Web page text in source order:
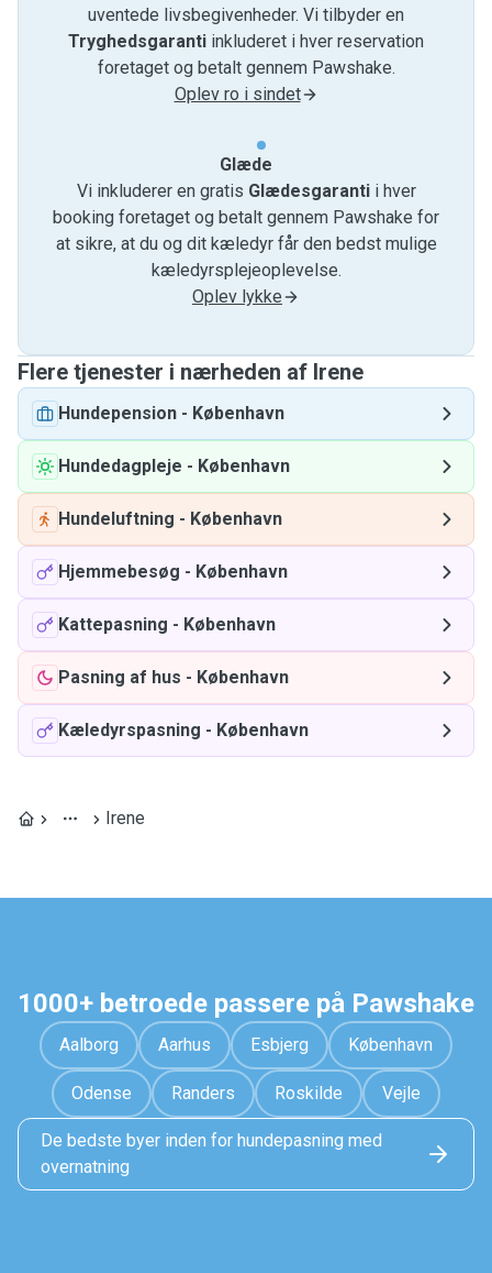
uventede livsbegivenheder. Vi tilbyder en
Tryghedsgaranti inkluderet i hver reservation
foretaget og betalt gennem Pawshake.
Oplev ro i sindet
Glæde
Vi inkluderer en gratis Glædesgarantii hver
booking foretaget og betalt gennem Pawshake for
at sikre, at du og dit kæledyr får den bedst mulige
kæledyrsplejeoplevelse.
Oplev lykke
Flere tjenester i nærheden af ​​Irene
Hundepension - København
Hundedagpleje - København
Hundeluftning - København
Hjemmebesøg - København
Kattepasning - København
Pasning af hus - København
Kæledyrspasning - København
Irene
1000+ betroede passere på Pawshake
Aalborg Aarhus Esbjerg København
Odense Randers Roskilde Vejle
De bedste byer inden for hundepasning med
overnatning